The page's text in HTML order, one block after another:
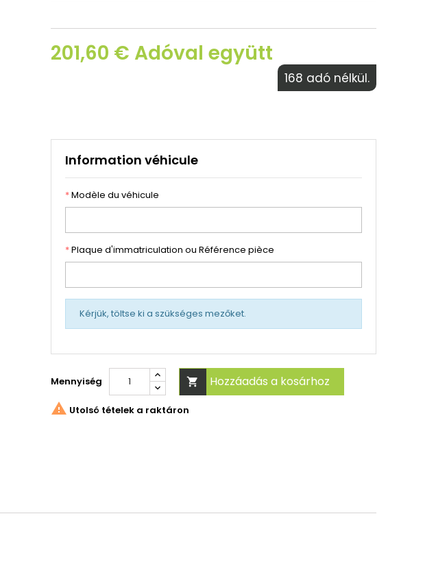
201,60 € Adóval együtt
168 adó nélkül.
Information véhicule
*Modèle du véhicule
*Plaque d'immatriculation ou Référence pièce
Kérjük, töltse ki a szükséges mezőket.
Mennyiség  Hozzáadás a kosárhoz
 Utolsó tételek a raktáron